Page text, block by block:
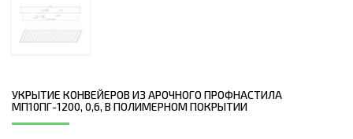
УКРЫТИЕ КОНВЕЙЕРОВ ИЗ АРОЧНОГО ПРОФНАСТИЛА
МП10ПГ-1200, 0,6, В ПОЛИМЕРНОМ ПОКРЫТИИ